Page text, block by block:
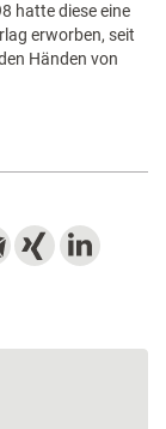
hatte diese eine
erworben, seit
Händen von